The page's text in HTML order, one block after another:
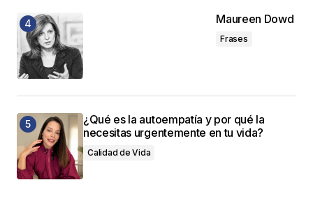
Maureen Dowd
Frases
¿Qué es la autoempatía y por qué la
necesitas urgentemente en tu vida?
Calidad de Vida